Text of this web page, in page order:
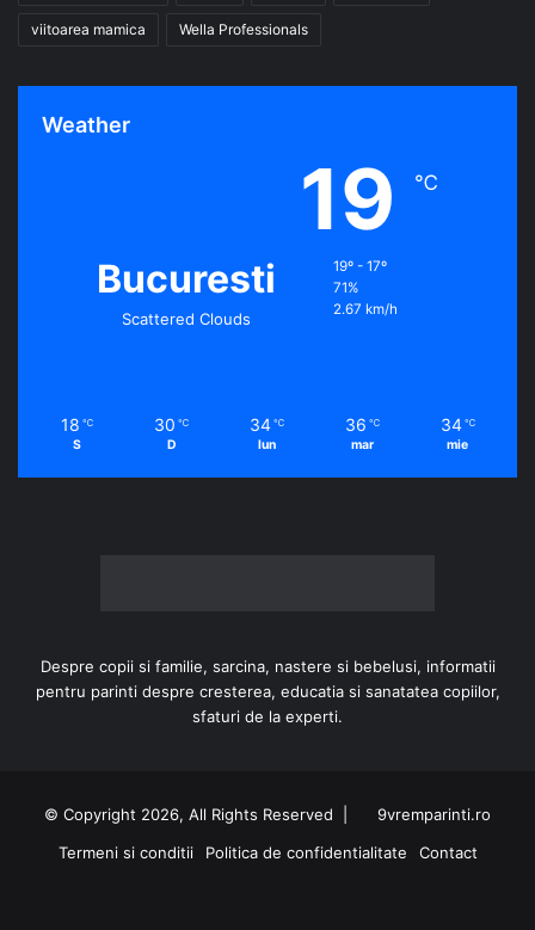
viitoarea mamica Wella Professionals
Weather
Bucuresti
Scattered Clouds
19 ℃
19º - 17º
71%
2.67 km/h
18 ℃
S
30 ℃
D
34 ℃
lun
36 ℃
mar
34 ℃
mie
Despre copii si familie, sarcina, nastere si bebelusi, informatii
pentru parinti despre cresterea, educatia si sanatatea copiilor,
sfaturi de la experti.
© Copyright 2026, All Rights Reserved |
9vremparinti.ro
Termeni si conditii
Politica de confidentialitate Contact